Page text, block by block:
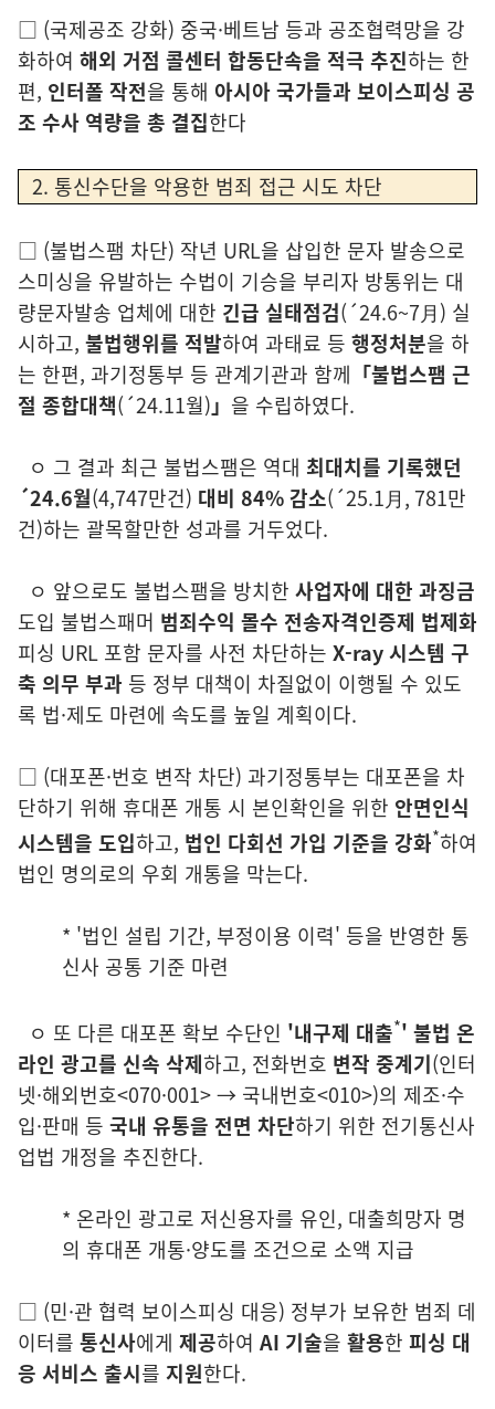
□ (국제공조 강화) 중국·베트남 등과 공조협력망을 강
화하여 해외 거점 콜센터 합동단속을 적극 추진하는 한
편, 인터폴 작전을 통해 아시아 국가들과 보이스피싱 공
조 수사 역량을 총 결집한다
2. 통신수단을 악용한 범죄 접근 시도 차단
□ (불법스팸 차단) 작년 URL을 삽입한 문자 발송으로
스미싱을 유발하는 수법이 기승을 부리자 방통위는 대
량문자발송 업체에 대한 긴급 실태점검(´24.6~7月) 실
시하고, 불법행위를 적발하여 과태료 등 행정처분을 하
는 한편, 과기정통부 등 관계기관과 함께 「불법스팸 근
절 종합대책(´24.11월)」 을 수립하였다.
ㅇ 그 결과 최근 불법스팸은 역대 최대치를 기록했던
´24.6월(4,747만건) 대비 84% 감소(´25.1月, 781만
건)하는 괄목할만한 성과를 거두었다.
ㅇ 앞으로도 불법스팸을 방치한 사업자에 대한 과징금
도입 불법스패머 범죄수익 몰수 전송자격인증제 법제화
피싱 URL 포함 문자를 사전 차단하는 X-ray 시스템 구
축 의무 부과 등 정부 대책이 차질없이 이행될 수 있도
록 법·제도 마련에 속도를 높일 계획이다.
□ (대포폰·번호 변작 차단) 과기정통부는 대포폰을 차
단하기 위해 휴대폰 개통 시 본인확인을 위한 안면인식
시스템을 도입하고, 법인 다회선 가입 기준을 강화*하여
법인 명의로의 우회 개통을 막는다.
* '법인 설립 기간, 부정이용 이력' 등을 반영한 통
신사 공통 기준 마련
ㅇ 또 다른 대포폰 확보 수단인 '내구제 대출*' 불법 온
라인 광고를 신속 삭제하고, 전화번호 변작 중계기(인터
넷·해외번호<070·001> → 국내번호<010>)의 제조·수
입·판매 등 국내 유통을 전면 차단하기 위한 전기통신사
업법 개정을 추진한다.
* 온라인 광고로 저신용자를 유인, 대출희망자 명
의 휴대폰 개통·양도를 조건으로 소액 지급
□ (민·관 협력 보이스피싱 대응) 정부가 보유한 범죄 데
이터를 통신사에게 제공하여 AI 기술을 활용한 피싱 대
응 서비스 출시를 지원한다.